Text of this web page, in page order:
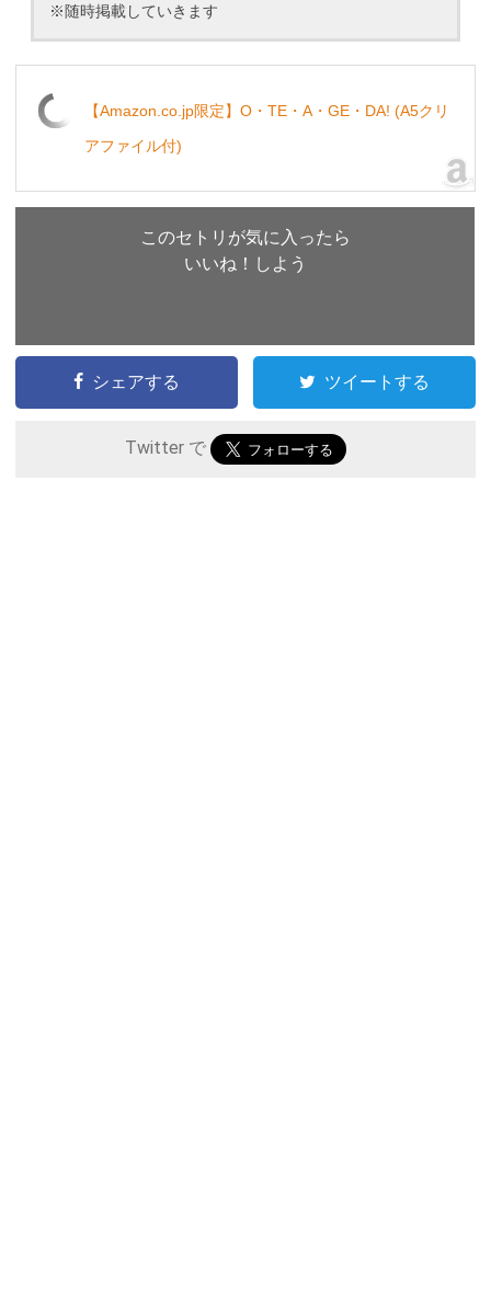
※随時掲載していきます
【Amazon.co.jp限定】O・TE・A・GE・DA! (A5クリ
アファイル付)
このセトリが気に入ったら
いいね！しよう
シェアする ツイートする
Twitter で